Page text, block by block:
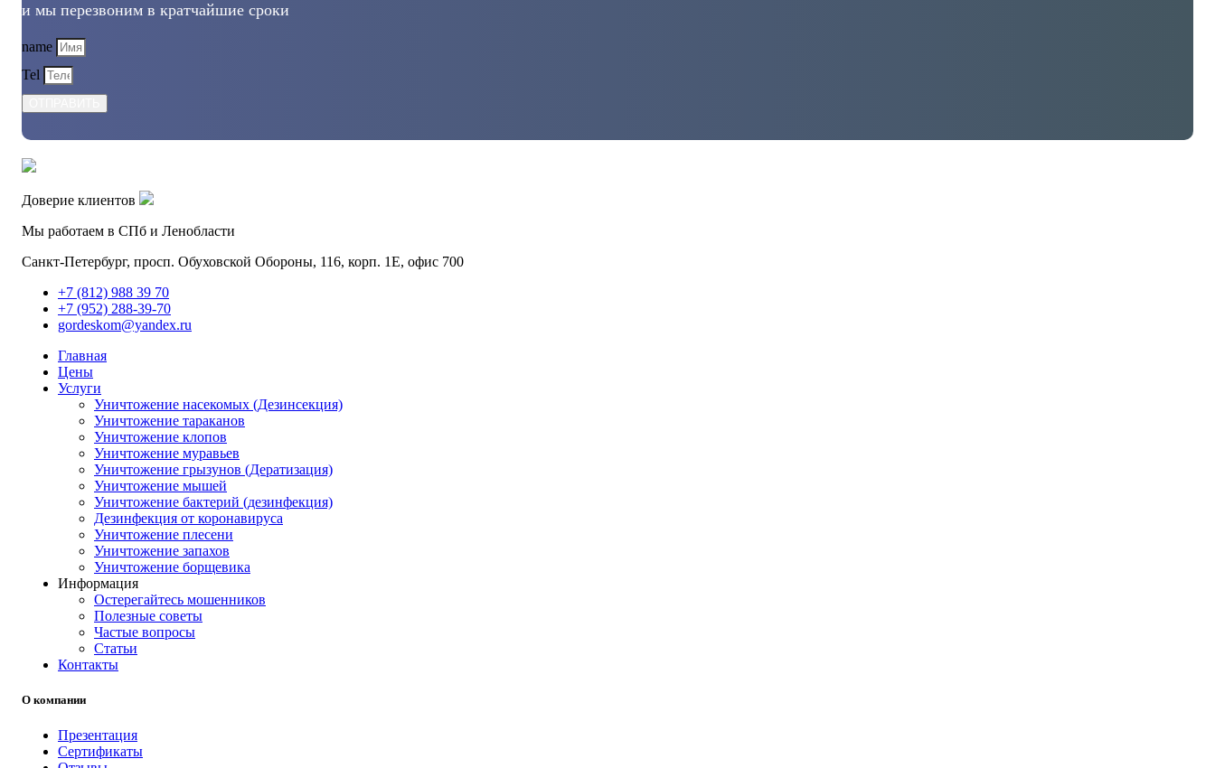
и мы перезвоним в кратчайшие сроки
name
Tel
Доверие клиентов
Мы работаем в СПб и Ленобласти
Санкт-Петербург, просп. Обуховской Обороны, 116, корп. 1Е, офис 700
+7 (812) 988 39 70
+7 (952) 288-39-70
gordeskom@yandex.ru
Главная
Цены
Услуги
Уничтожение насекомых (Дезинсекция)
Уничтожение тараканов
Уничтожение клопов
Уничтожение муравьев
Уничтожение грызунов (Дератизация)
Уничтожение мышей
Уничтожение бактерий (дезинфекция)
Дезинфекция от коронавируса
Уничтожение плесени
Уничтожение запахов
Уничтожение борщевика
Информация
Остерегайтесь мошенников
Полезные советы
Частые вопросы
Статьи
Контакты
О компании
Презентация
Сертификаты